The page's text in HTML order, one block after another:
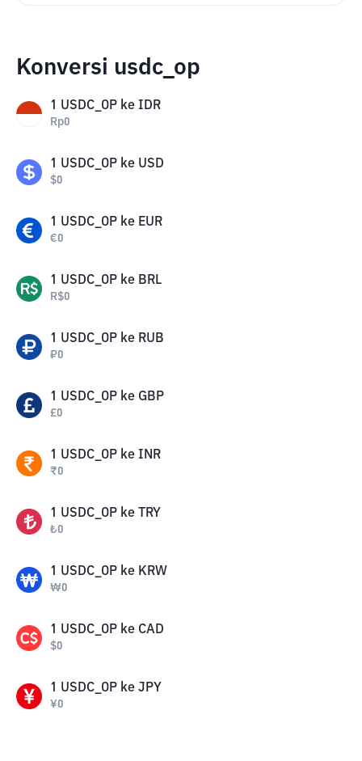
Konversi usdc_op
1 USDC_OP ke IDR
Rp0
1 USDC_OP ke USD
$0
1 USDC_OP ke EUR
€0
1 USDC_OP ke BRL
R$0
1 USDC_OP ke RUB
₽0
1 USDC_OP ke GBP
£0
1 USDC_OP ke INR
₹0
1 USDC_OP ke TRY
₺0
1 USDC_OP ke KRW
₩0
1 USDC_OP ke CAD
$0
1 USDC_OP ke JPY
¥0